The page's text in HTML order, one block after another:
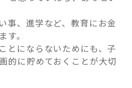
事、進学など、教育にお金
す。
とにならないためにも、子
的に貯めておくことが大切